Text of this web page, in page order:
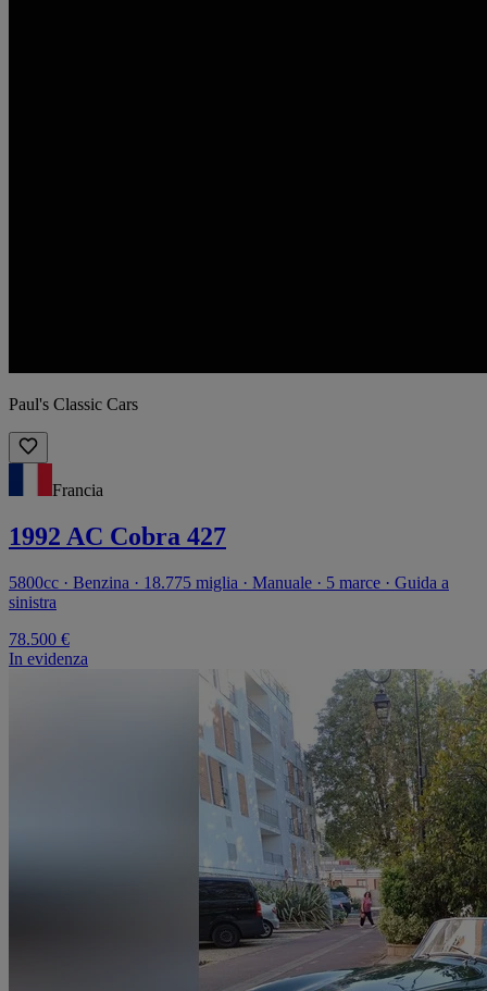
Paul's Classic Cars
Francia
1992 AC Cobra 427
5800cc · Benzina · 18.775 miglia · Manuale · 5 marce · Guida a
sinistra
78.500 €
In evidenza